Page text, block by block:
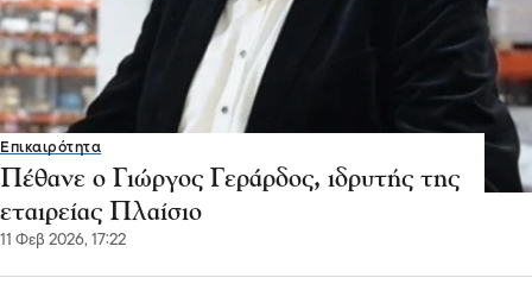
Επικαιρότητα
Πέθανε ο Γιώργος Γεράρδος, ιδρυτής της
εταιρείας Πλαίσιο
11 Φεβ 2026, 17:22